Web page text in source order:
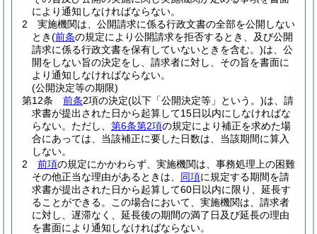
により通知しなければならない。
2
実施機関は、公開請求に係る行政文書の全部を公開しない
とき(前条の規定により公開請求を拒否するとき、及び公開
請求に係る行政文書を保有していないときを含む。)は、公
開をしない旨の決定をし、請求者に対し、その旨を書面に
より通知しなければならない。
(公開決定等の期限)
第12条
前条2項の決定(以下「公開決定等」という。)は、請
求書が提出された日から起算して15日以内にしなければな
らない。 ただし、 第6条第2項の規定により補正を求めた場
合にあっては、当該補正に要した日数は、当該期間に算入
しない。
2
前項の規定にかかわらず、実施機関は、事務処理上の困難
その他正当な理由があるときは、 同項に規定する期間を請
求書が提出された日から起算して60日以内に限り、延長す
ることができる。
この場合において、実施機関は、請求者
に対し、遅滞なく、延長後の期間の満了日及び延長の理由
を書面により通知しなければならない。